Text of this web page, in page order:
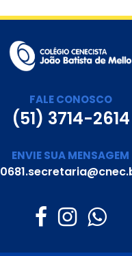
FALE CONOSCO
(51) 3714-2614
ENVIE SUA MENSAGEM